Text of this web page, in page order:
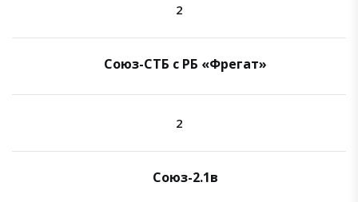
2
Союз-СТБ с РБ «Фрегат»
2
Союз-2.1в